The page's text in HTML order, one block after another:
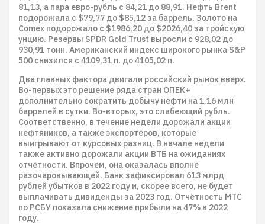
81,13, а пара евро-рубль с 84,21 до 88,91. Нефть Brent
подорожала с $79,77 до $85,12 за баррель. Золото на
Comex подорожало с $1986,20 до $2026,40 за тройскую
унцию. Резервы SPDR Gold Trust выросли с 928,02 до
930,91 тонн. Американский индекс широкого рынка S&P
500 снизился с 4109,31 п. до 4105,02 п.
Два главных фактора двигали российский рынок вверх.
Во-первых это решение ряда стран ОПЕК+
дополнительно сократить добычу нефти на 1,16 млн
баррелей в сутки. Во-вторых, это слабеющий рубль.
Соответственно, в течение недели дорожали акции
нефтяников, а также экспортёров, которые
выигрывают от курсовых разниц. В начале недели
также активно дорожали акции ВТБ на ожиданиях
отчётности. Впрочем, она оказалась вполне
разочаровывающей. Банк зафиксировал 613 млрд
рублей убытков в 2022 году и, скорее всего, не будет
выплачивать дивиденды за 2023 год. Отчётность МТС
по РСБУ показала снижение прибыли на 47% в 2022
году.